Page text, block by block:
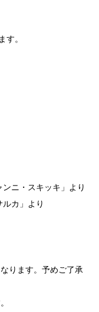
す。
ニ・スキッキ」より
カ」より
ります。予めご了承